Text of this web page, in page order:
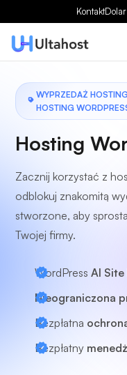
Kontakt
WYPRZEDAŻ
HOSTING
Hosting
Zacznij korzystać z
odblokuj znakomitą
stworzone, aby
Twojej firmy.
WordPress AI
Nieograniczona
Bezpłatna
Bezpłatny